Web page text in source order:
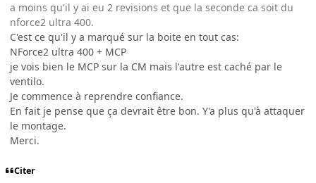
a moins qu'il y ai eu 2 revisions et que la seconde ca soit du
nforce2 ultra 400.
C'est ce qu'il y a marqué sur la boite en tout cas:
NForce2 ultra 400 + MCP
je vois bien le MCP sur la CM mais l'autre est caché par le
ventilo.
Je commence à reprendre confiance.
En fait je pense que ça devrait être bon. Y'a plus qu'à attaquer
le montage.
Merci.
Citer